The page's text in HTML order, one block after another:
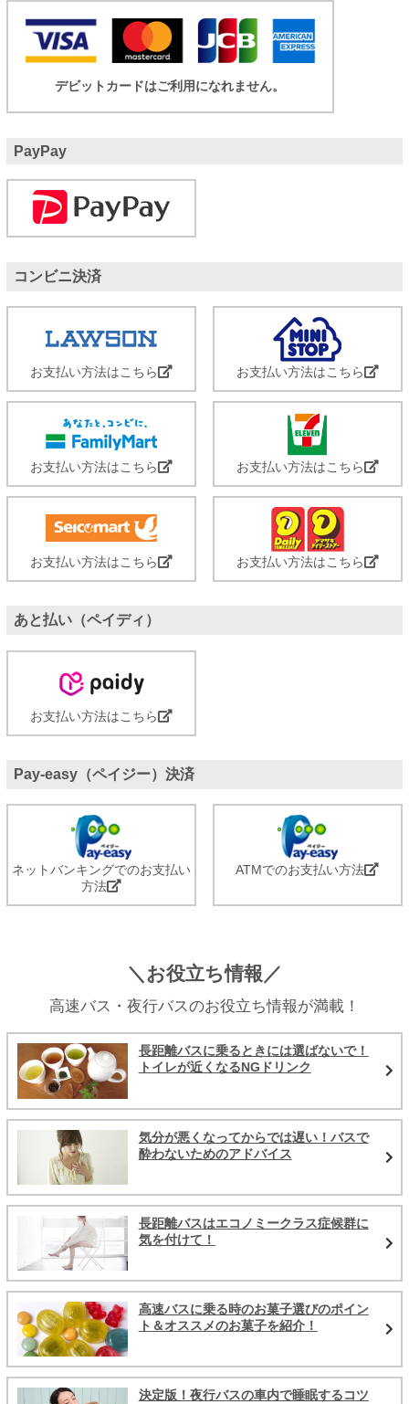
デビットカードはご利用になれません。
PayPay
コンビニ決済
お支払い方法はこちら お支払い方法はこちら
お支払い方法はこちら お支払い方法はこちら
お支払い方法はこちら お支払い方法はこちら
あと払い（ペイディ）
お支払い方法はこちら
Pay-easy（ペイジー）決済
ネットバンキングでのお支払い
方法
ATMでのお支払い方法
＼お役立ち情報／
高速バス・夜行バスのお役立ち情報が満載！
長距離バスに乗るときには選ばないで！
トイレが近くなるNGドリンク
気分が悪くなってからでは遅い！バスで
酔わないためのアドバイス
長距離バスはエコノミークラス症候群に
気を付けて！
高速バスに乗る時のお菓子選びのポイン
ト＆オススメのお菓子を紹介！
決定版！夜行バスの車内で睡眠するコツ